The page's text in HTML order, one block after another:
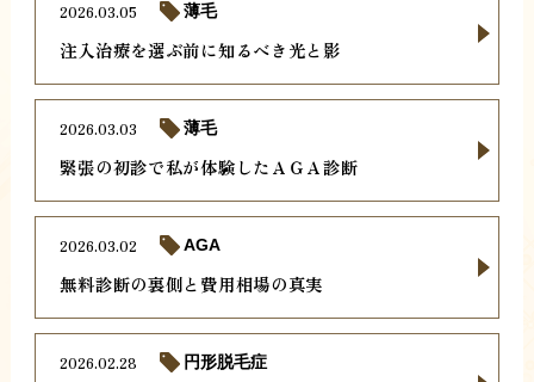
注入治療を選ぶ前に知るべき光と影
2026.03.05 薄毛
緊張の初診で私が体験したＡＧＡ診断
2026.03.03 薄毛
無料診断の裏側と費用相場の真実
2026.03.02 AGA
2026.02.28 円形脱毛症